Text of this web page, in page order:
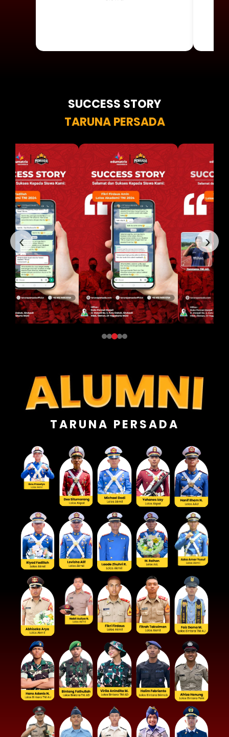
SUCCESS STORY
TARUNA PERSADA
‹ ›
TARUNA PERSADA